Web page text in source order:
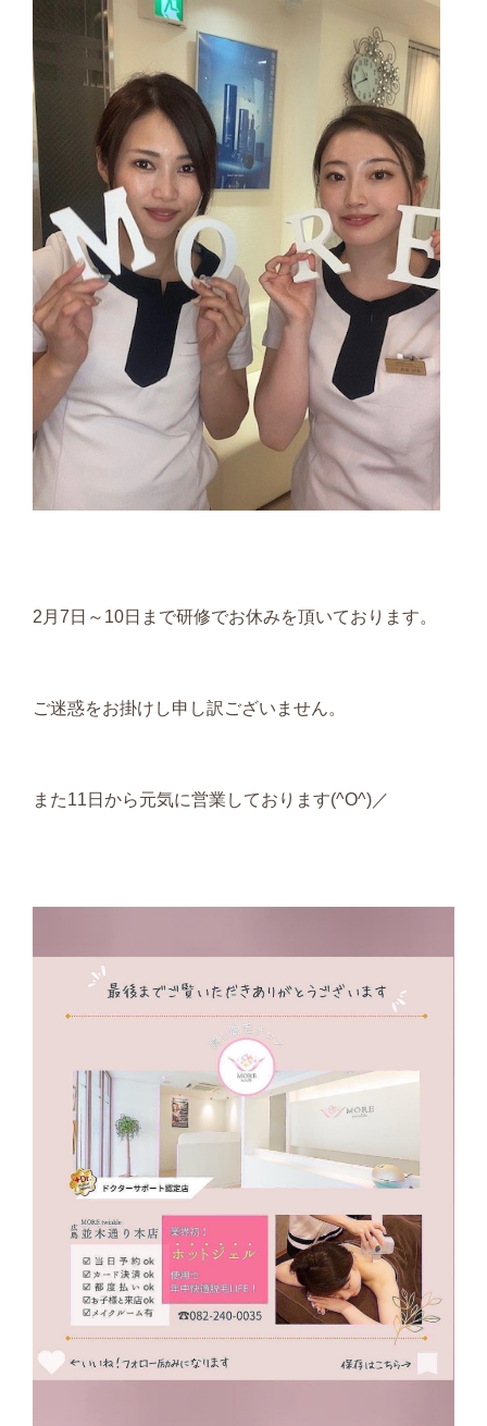
2月7日～10日まで研修でお休みを頂いております。
ご迷惑をお掛けし申し訳ございません。
また11日から元気に営業しております(^O^)／